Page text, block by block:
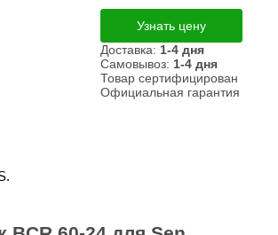
Узнать цену
Доставка: 1-4 дня
Самовывоз: 1-4 дня
Товар сертифицирован
Официальная гарантия